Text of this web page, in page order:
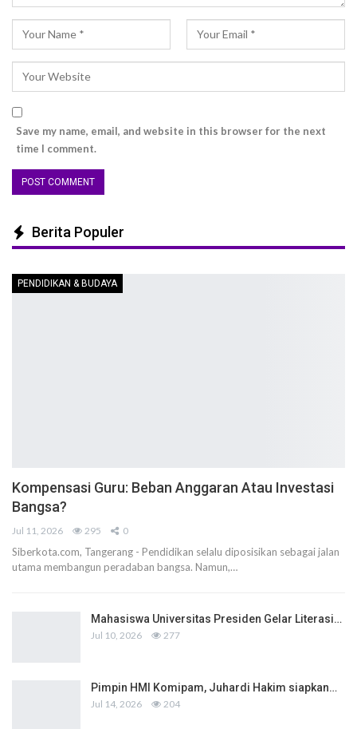
Save my name, email, and website in this browser for the next
time I comment.
Berita Populer
PENDIDIKAN & BUDAYA
Kompensasi Guru: Beban Anggaran Atau Investasi
Bangsa?
Jul 11, 2026 295 0
Siberkota.com, Tangerang - Pendidikan selalu diposisikan sebagai jalan
utama membangun peradaban bangsa. Namun,…
Mahasiswa Universitas Presiden Gelar Literasi…
Jul 10, 2026 277
Pimpin HMI Komipam, Juhardi Hakim siapkan…
Jul 14, 2026 204